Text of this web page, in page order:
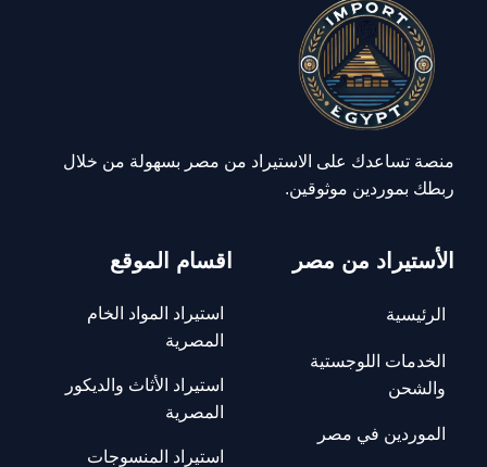
منصة تساعدك على الاستيراد من مصر بسهولة من خلال
ربطك بموردين موثوقين.
الأستيراد من مصر
الرئيسية
الخدمات اللوجستية
والشحن
الموردين في مصر
اقسام الموقع
استيراد المواد الخام
المصرية
استيراد الأثاث والديكور
المصرية
استيراد المنسوجات